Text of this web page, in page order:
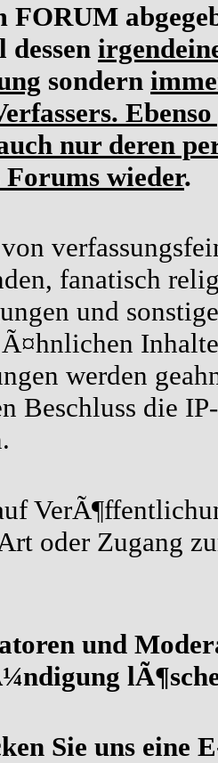
FORUM
dessen
sondern
nur deren
wieder.
fanatisch
und
werden
Beschluss die
oder Zugang
und
Sie uns eine